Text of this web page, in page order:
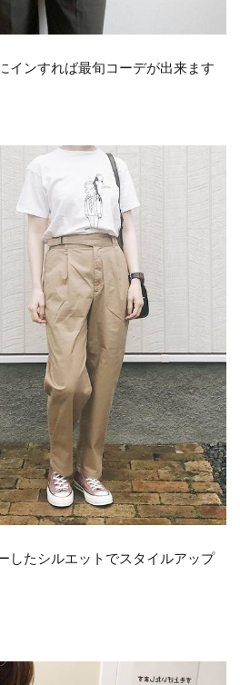
インすれば最旬コーデが出来ます
したシルエットでスタイルアップ